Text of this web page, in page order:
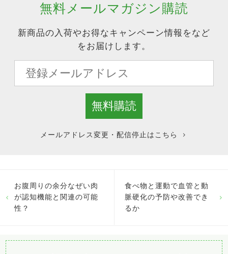
無料メールマガジン購読
新商品の入荷やお得なキャンペーン情報をなど
をお届けします。
メールアドレス変更・配信停止はこちら
お腹周りの余分なぜい肉
が認知機能と関連の可能
性？
食べ物と運動で血管と動
脈硬化の予防や改善でき
るか